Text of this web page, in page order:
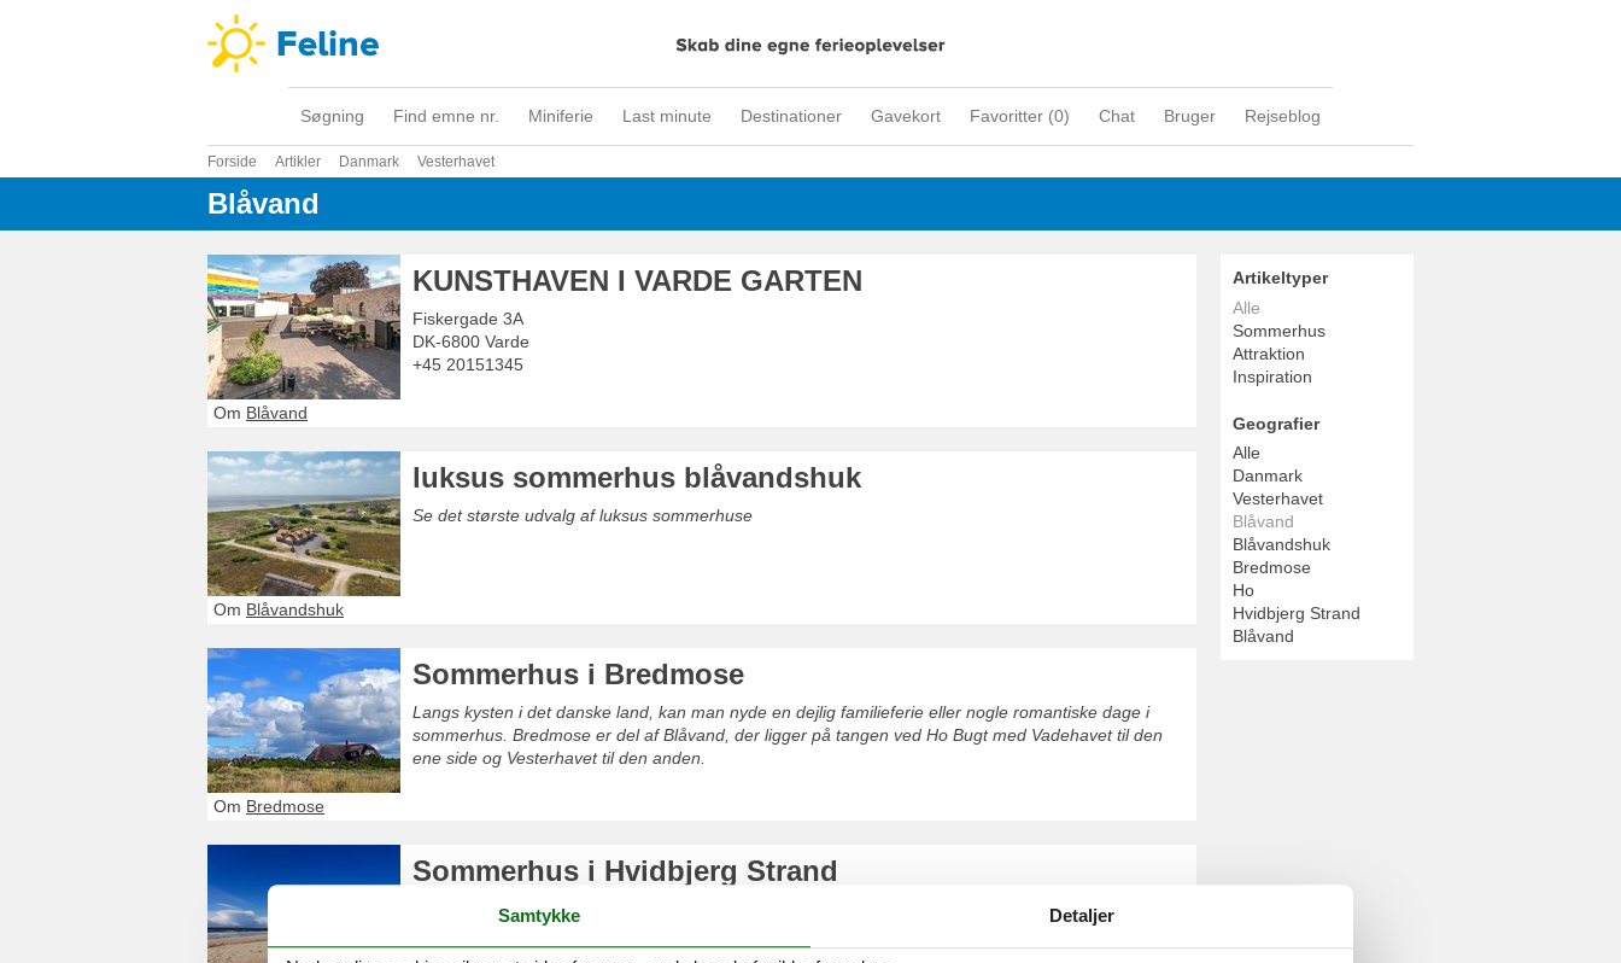
Søgning Find emne nr. Miniferie Last minute Destinationer Gavekort Favoritter (0) Chat Bruger Rejseblog
Forside Artikler Danmark Vesterhavet
Blåvand
KUNSTHAVEN I VARDE GARTEN
Fiskergade 3A
DK-6800 Varde
+45 20151345
Om Blåvand
luksus sommerhus blåvandshuk
Se det største udvalg af luksus sommerhuse
Om Blåvandshuk
Sommerhus i Bredmose
Langs kysten i det danske land, kan man nyde en dejlig familieferie eller nogle romantiske dage i
sommerhus. Bredmose er del af Blåvand, der ligger på tangen ved Ho Bugt med Vadehavet til den
ene side og Vesterhavet til den anden.
Om Bredmose
Sommerhus i Hvidbjerg Strand
I Hvidbjerg Strand kan I indånde den friske havluft, nyde solen, få sand mellem tæerne og bade i
Vesterhavet. Med det store udbud af aktiviteter, historiske seværdigheder og friske fiskespecialiteter
er der noget for enhver!
Artikeltyper
Alle
Sommerhus
Attraktion
Inspiration
Geografier
Alle
Danmark
Vesterhavet
Blåvand
Blåvandshuk
Bredmose
Ho
Hvidbjerg Strand
Blåvand
Samtykke Detaljer